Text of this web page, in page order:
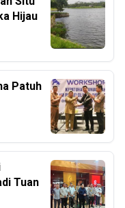
Hijau
Patuh
Tuan